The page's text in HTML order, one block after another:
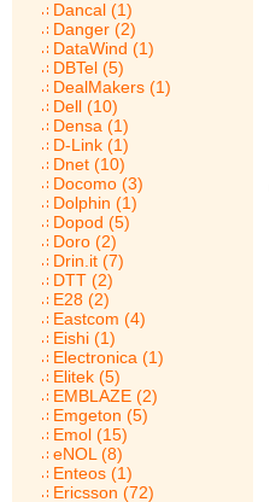
Dancal (1)
Danger (2)
DataWind (1)
DBTel (5)
DealMakers (1)
Dell (10)
Densa (1)
D-Link (1)
Dnet (10)
Docomo (3)
Dolphin (1)
Dopod (5)
Doro (2)
Drin.it (7)
DTT (2)
E28 (2)
Eastcom (4)
Eishi (1)
Electronica (1)
Elitek (5)
EMBLAZE (2)
Emgeton (5)
Emol (15)
eNOL (8)
Enteos (1)
Ericsson (72)